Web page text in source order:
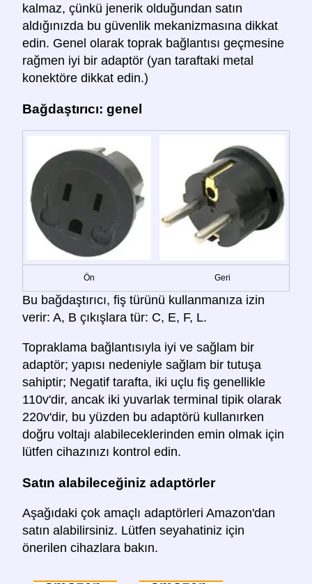
kalmaz, çünkü jenerik olduğundan satın
aldığınızda bu güvenlik mekanizmasına dikkat
edin. Genel olarak toprak bağlantısı geçmesine
rağmen iyi bir adaptör (yan taraftaki metal
konektöre dikkat edin.)
Bağdaştırıcı: genel
Ön Geri
Bu bağdaştırıcı, fiş türünü kullanmanıza izin
verir: A, B çıkışlara tür: C, E, F, L.
Topraklama bağlantısıyla iyi ve sağlam bir
adaptör; yapısı nedeniyle sağlam bir tutuşa
sahiptir; Negatif tarafta, iki uçlu fiş genellikle
110v'dir, ancak iki yuvarlak terminal tipik olarak
220v'dir, bu yüzden bu adaptörü kullanırken
doğru voltajı alabileceklerinden emin olmak için
lütfen cihazınızı kontrol edin.
Satın alabileceğiniz adaptörler
Aşağıdaki çok amaçlı adaptörleri Amazon'dan
satın alabilirsiniz. Lütfen seyahatiniz için
önerilen cihazlara bakın.